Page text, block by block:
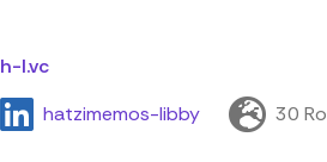
h-l.vc
hatzimemos-libby
30